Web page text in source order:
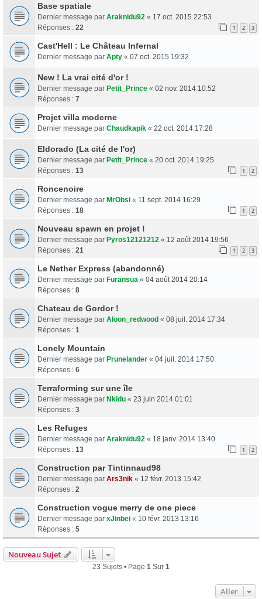
Base spatiale
Dernier message par Araknidu92 « 17 oct. 2015 22:53
Réponses : 22 1 2 3
Cast'Hell : Le Château Infernal
Dernier message par Apty « 07 oct. 2015 19:32
New ! La vrai cité d'or !
Dernier message par Petit_Prince « 02 nov. 2014 10:52
Réponses : 7
Projet villa moderne
Dernier message par Chaudkapik « 22 oct. 2014 17:28
Eldorado (La cité de l'or)
Dernier message par Petit_Prince « 20 oct. 2014 19:25
Réponses : 13 1 2
Roncenoire
Dernier message par MrObsi « 11 sept. 2014 16:29
Réponses : 18 1 2
Nouveau spawn en projet !
Dernier message par Pyros12121212 « 12 août 2014 19:56
Réponses : 21 1 2 3
Le Nether Express (abandonné)
Dernier message par Furansua « 04 août 2014 20:14
Réponses : 8
Chateau de Gordor !
Dernier message par Aloon_redwood « 08 juil. 2014 17:34
Réponses : 1
Lonely Mountain
Dernier message par Prunelander « 04 juil. 2014 17:50
Réponses : 6
Terraforming sur une île
Dernier message par Nkidu « 23 juin 2014 01:01
Réponses : 3
Les Refuges
Dernier message par Araknidu92 « 18 janv. 2014 13:40
Réponses : 13 1 2
Construction par Tintinnaud98
Dernier message par Ars3nik « 12 févr. 2013 15:42
Réponses : 2
Construction vogue merry de one piece
Dernier message par xJinbei « 10 févr. 2013 13:16
Réponses : 5
Nouveau Sujet
23 Sujets • Page 1 Sur 1
Aller